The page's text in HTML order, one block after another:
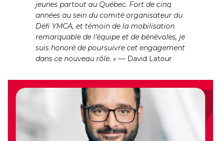
jeunes partout au Québec. Fort de cinq
années au sein du comité organisateur du
Défi YMCA, et témoin de la mobilisation
remarquable de l’équipe et de bénévoles, je
suis honoré de poursuivre cet engagement
dans ce nouveau rôle. » — David Latour